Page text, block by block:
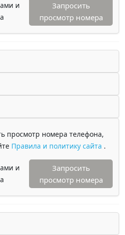
и
Запросить
просмотр номера
просмотр номера телефона,
Правила и политику сайта .
и
Запросить
просмотр номера